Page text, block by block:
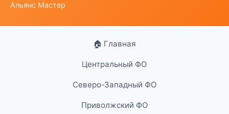
Альянс Мастер
🏠 Главная
Центральный ФО
Северо-Западный ФО
Приволжский ФО